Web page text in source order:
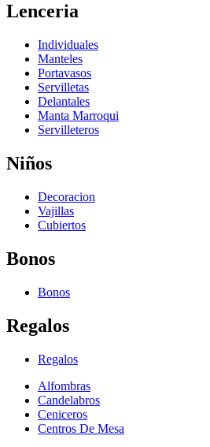
Lenceria
Individuales
Manteles
Portavasos
Servilletas
Delantales
Manta Marroqui
Servilleteros
Niños
Decoracion
Vajillas
Cubiertos
Bonos
Bonos
Regalos
Regalos
Alfombras
Candelabros
Ceniceros
Centros De Mesa